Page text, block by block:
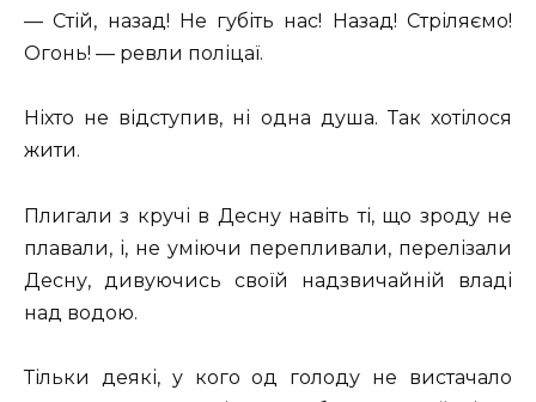
— Стій, назад! Не губіть нас! Назад! Стріляємо!
Огонь! — ревли поліцаї.
Ніхто не відступив, ні одна душа. Так хотілося
жити.
Плигали з кручі в Десну навіть ті, що зроду не
плавали, і, не уміючи перепливали, перелізали
Десну, дивуючись своїй надзвичайній владі
над водою.
Тільки деякі, у кого од голоду не вистачало